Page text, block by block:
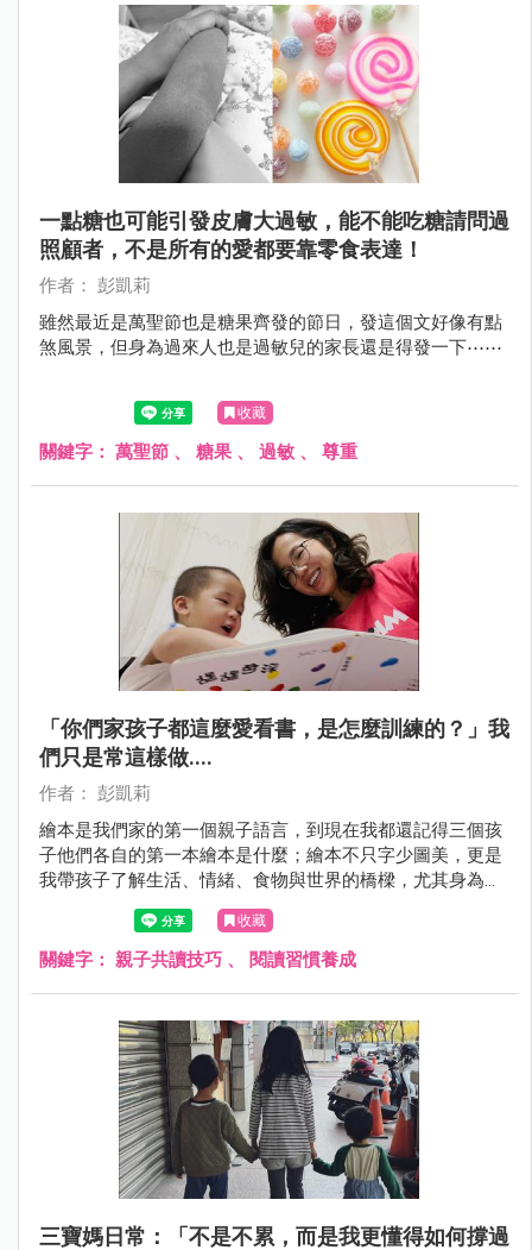
一點糖也可能引發皮膚大過敏，能不能吃糖請問過
照顧者，不是所有的愛都要靠零食表達！
作者： 彭凱莉
雖然最近是萬聖節也是糖果齊發的節日，發這個文好像有點
煞風景，但身為過來人也是過敏兒的家長還是得發一下⋯⋯
收藏
關鍵字： 萬聖節 、 糖果 、 過敏 、 尊重
「你們家孩子都這麼愛看書，是怎麼訓練的？」我
們只是常這樣做....
作者： 彭凱莉
繪本是我們家的第一個親子語言，到現在我都還記得三個孩
子他們各自的第一本繪本是什麼；繪本不只字少圖美，更是
我帶孩子了解生活、情緒、食物與世界的橋樑，尤其身為食
育講師，我也經常用繪本打開孩子的好奇心
收藏
關鍵字： 親子共讀技巧 、 閱讀習慣養成
三寶媽日常：「不是不累，而是我更懂得如何撐過